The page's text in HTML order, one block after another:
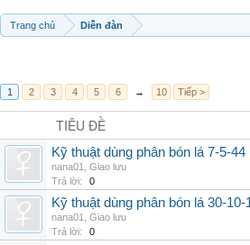
Trang chủ Diễn đàn
1 2 3 4 5 6 → 10 Tiếp >
TIÊU ĐỀ
Kỹ thuật dùng phân bón lá 7-5-
nana01
Giao lưu
Trả lời:
0
Kỹ thuật dùng phân bón lá 30-
nana01
Giao lưu
Trả lời:
0